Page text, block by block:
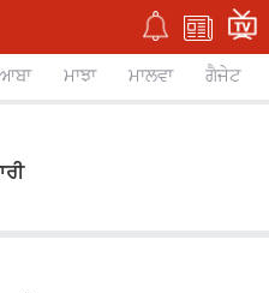
ਮਾਝਾ ਮਾਲਵਾ ਗੈਜੇਟ